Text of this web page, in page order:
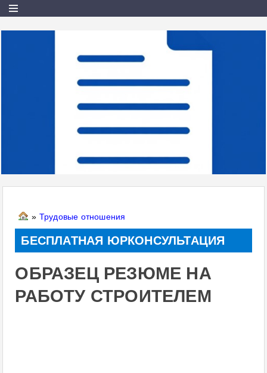
» Трудовые отношения
БЕСПЛАТНАЯ ЮРКОНСУЛЬТАЦИЯ
ОБРАЗЕЦ РЕЗЮМЕ НА
РАБОТУ СТРОИТЕЛЕМ